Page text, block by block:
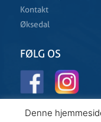
Kontakt
Øksedal
FØLG OS
Denne